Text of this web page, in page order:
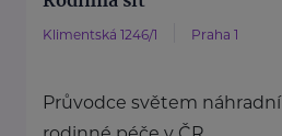
Klimentská 1246/1 Praha 1
Průvodce světem náhradní